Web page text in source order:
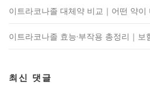
이트라코나졸 대체약 비교｜어떤 약이
이트라코나졸 효능·부작용 총정리｜보
최신 댓글